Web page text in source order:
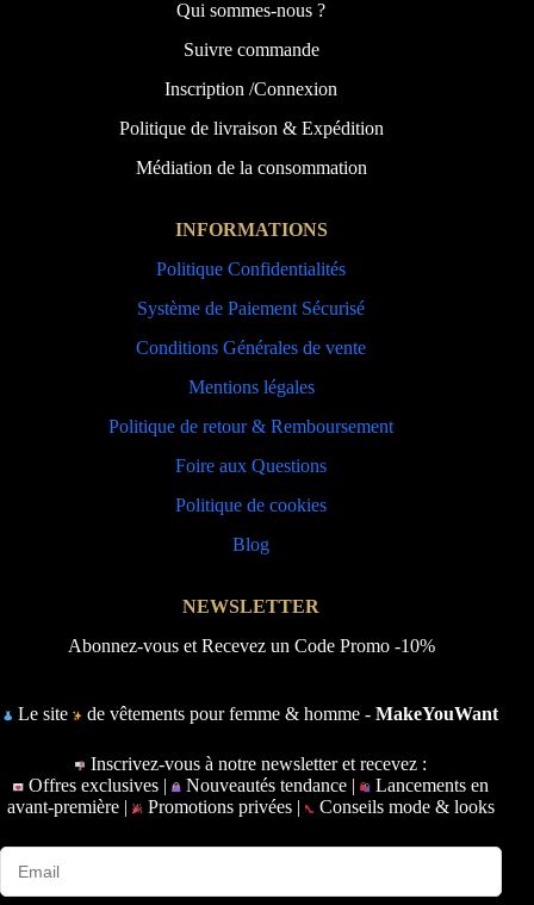
Qui sommes-nous ?
Suivre commande
Inscription /Connexion
Politique de livraison & Expédition
Médiation de la consommation
INFORMATIONS
Politique Confidentialités
Système de Paiement Sécurisé
Conditions Générales de vente
Mentions légales
Politique de retour & Remboursement
Foire aux Questions
Politique de cookies
Blog
NEWSLETTER
Abonnez-vous et Recevez un Code Promo -10%
Le site de vêtements pour femme & homme -MakeYouWant
Inscrivez-vous à notre newsletter et recevez :
Offres exclusives |
Nouveautés tendance |
Lancements en
avant-première | Promotions privées | Conseils mode & looks